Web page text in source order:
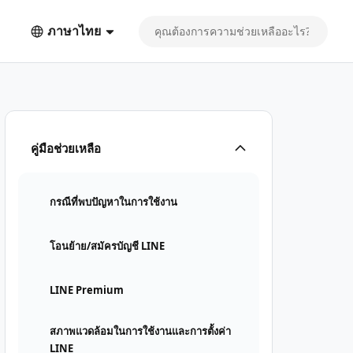
ภาษาไทย
คู่มือช่วยเหลือ
กรณีที่พบปัญหาในการใช้งาน
โอนย้าย/สมัครบัญชี LINE
LINE Premium
สภาพแวดล้อมในการใช้งานและการตั้งค่า
LINE